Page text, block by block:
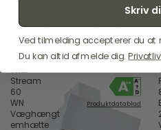
Witt Beehive Væghængt
Emhætte Mat Sort-2
12.999,00 DKK
Witt
Stream
60
WN
Væghængt
emhætte
Produktdatablad
Skriv
Ved tilmelding accepterer du at
Du kan altid afmelde dig.